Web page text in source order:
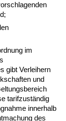
im
gibt Verleihern
und
tarifzuständig
innerhalb
des